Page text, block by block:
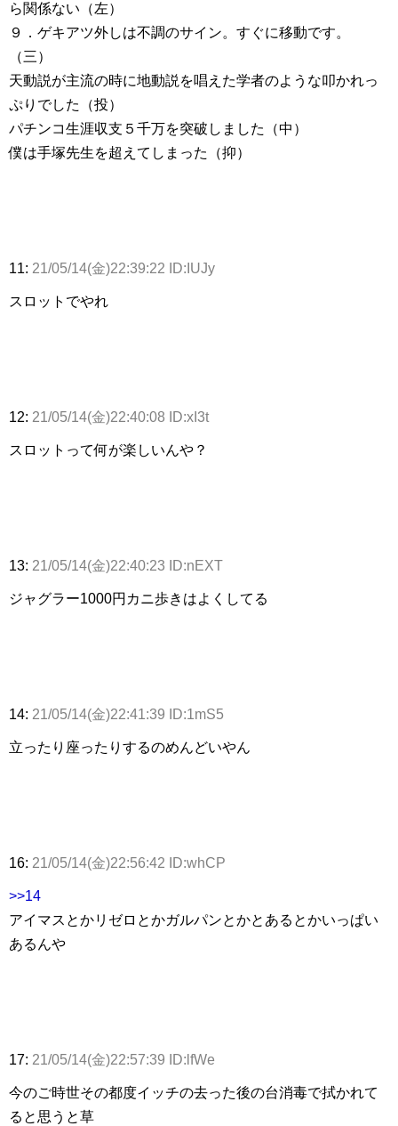
ら関係ない（左）
９．ゲキアツ外しは不調のサイン。すぐに移動です。
（三）
天動説が主流の時に地動説を唱えた学者のような叩かれっ
ぷりでした（投）
パチンコ生涯収支５千万を突破しました（中）
僕は手塚先生を超えてしまった（抑）
11: 21/05/14(金)22:39:22 ID:IUJy
スロットでやれ
12: 21/05/14(金)22:40:08 ID:xI3t
スロットって何が楽しいんや？
13: 21/05/14(金)22:40:23 ID:nEXT
ジャグラー1000円カニ歩きはよくしてる
14: 21/05/14(金)22:41:39 ID:1mS5
立ったり座ったりするのめんどいやん
16: 21/05/14(金)22:56:42 ID:whCP
>>14
アイマスとかリゼロとかガルパンとかとあるとかいっぱい
あるんや
17: 21/05/14(金)22:57:39 ID:lfWe
今のご時世その都度イッチの去った後の台消毒で拭かれて
ると思うと草